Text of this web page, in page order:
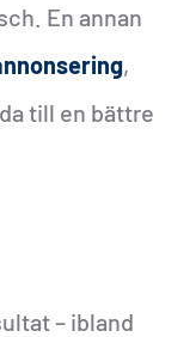
En annan
,
till en bättre
– ibland